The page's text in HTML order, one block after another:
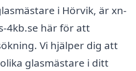
i Hörvik, är xn-
4kb.se här för att
Vi hjälper dig att
glasmästare i ditt